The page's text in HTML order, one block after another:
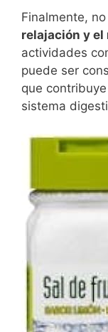
Finalmente,
relajación y el
actividades
puede ser
que
sistema